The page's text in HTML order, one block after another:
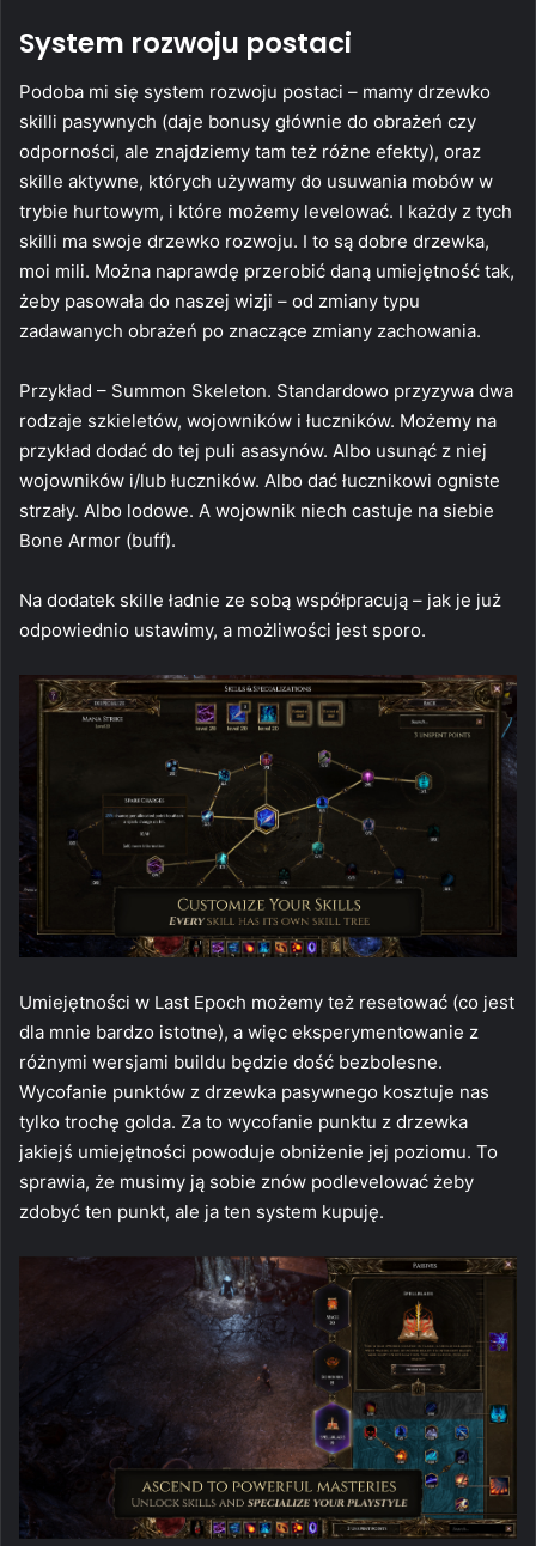
System rozwoju postaci
Podoba mi się system rozwoju postaci – mamy drzewko
skilli pasywnych (daje bonusy głównie do obrażeń czy
odporności, ale znajdziemy tam też różne efekty), oraz
skille aktywne, których używamy do usuwania mobów w
trybie hurtowym, i które możemy levelować. I każdy z tych
skilli ma swoje drzewko rozwoju. I to są dobre drzewka,
moi mili. Można naprawdę przerobić daną umiejętność tak,
żeby pasowała do naszej wizji – od zmiany typu
zadawanych obrażeń po znaczące zmiany zachowania.
Przykład – Summon Skeleton. Standardowo przyzywa dwa
rodzaje szkieletów, wojowników i łuczników. Możemy na
przykład dodać do tej puli asasynów. Albo usunąć z niej
wojowników i/lub łuczników. Albo dać łucznikowi ogniste
strzały. Albo lodowe. A wojownik niech castuje na siebie
Bone Armor (buff).
Na dodatek skille ładnie ze sobą współpracują – jak je już
odpowiednio ustawimy, a możliwości jest sporo.
Umiejętności w Last Epoch możemy też resetować (co jest
dla mnie bardzo istotne), a więc eksperymentowanie z
różnymi wersjami buildu będzie dość bezbolesne.
Wycofanie punktów z drzewka pasywnego kosztuje nas
tylko trochę golda. Za to wycofanie punktu z drzewka
jakiejś umiejętności powoduje obniżenie jej poziomu. To
sprawia, że musimy ją sobie znów podlevelować żeby
zdobyć ten punkt, ale ja ten system kupuję.